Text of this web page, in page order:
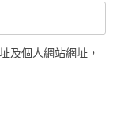
及個人網站網址，